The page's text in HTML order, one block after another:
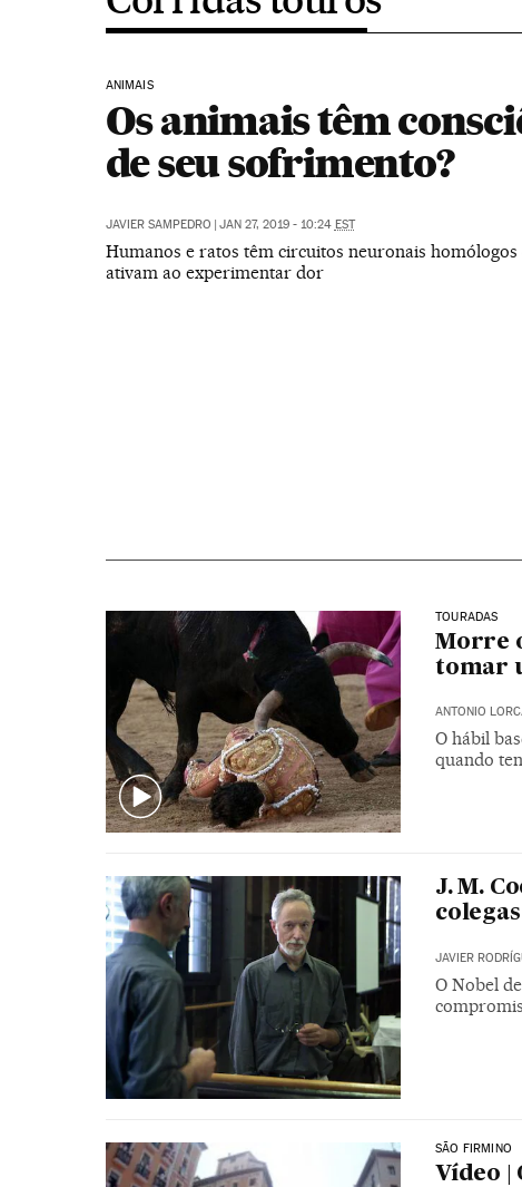
ANIMAIS
Os animais têm
de seu sofrimento?
JAVIER SAMPEDRO | JAN 27, 2019 - 10:24 EST
Humanos e ratos têm circuitos neuronais homólogos
ativam ao experimentar dor
TOURADAS
Morre
tomar
ANTONIO
O hábil
quando
J. M.
JAVIER
O Nobel
SÃO FIRMINO
Vídeo |